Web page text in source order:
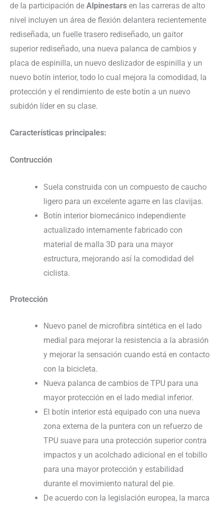
de la participación de Alpinestars en las carreras de alto
nivel incluyen un área de flexión delantera recientemente
rediseñada, un fuelle trasero rediseñado, un gaitor
superior rediseñado, una nueva palanca de cambios y
placa de espinilla, un nuevo deslizador de espinilla y un
nuevo botín interior, todo lo cual mejora la comodidad, la
protección y el rendimiento de este botín a un nuevo
subidón líder en su clase.
Características principales:
Contrucción
Suela construida con un compuesto de caucho
ligero para un excelente agarre en las clavijas.
Botín interior biomecánico independiente
actualizado internamente fabricado con
material de malla 3D para una mayor
estructura, mejorando así la comodidad del
ciclista.
Protección
Nuevo panel de microfibra sintética en el lado
medial para mejorar la resistencia a la abrasión
y mejorar la sensación cuando está en contacto
con la bicicleta.
Nueva palanca de cambios de TPU para una
mayor protección en el lado medial inferior.
El botín interior está equipado con una nueva
zona externa de la puntera con un refuerzo de
TPU suave para una protección superior contra
impactos y un acolchado adicional en el tobillo
para una mayor protección y estabilidad
durante el movimiento natural del pie.
De acuerdo con la legislación europea, la marca